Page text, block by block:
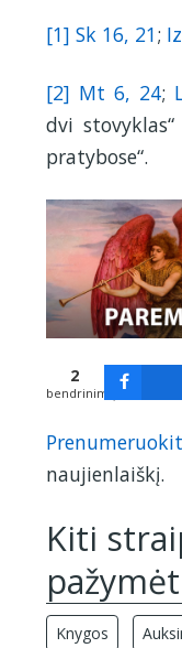
[1] Sk 16, 21;
[2] Mt 6, 24;
dvi stovyklas“
pratybose“.
2
bendrinimų
naujienlaiškį.
Kiti
Knygos